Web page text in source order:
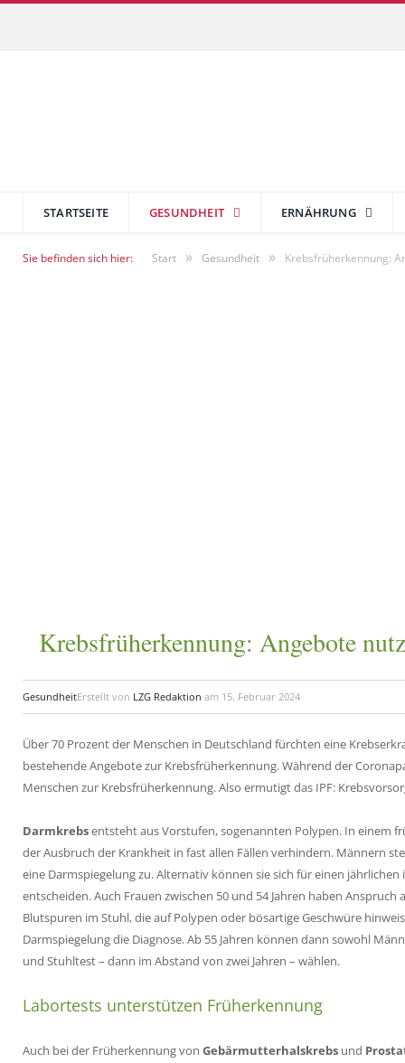
STARTSEITE GESUNDHEIT ERNÄHRUNG
Sie befinden sich hier: Start » Gesundheit » Krebsfrüherkennung:
Krebsfrüherkennung: Angebote
Erstellt von LZG Redaktion am 15. Februar 2024
Gesundheit
Über 70 Prozent der Menschen in Deutschland fürchten eine
bestehende Angebote zur Krebsfrüherkennung. Während der
Menschen zur Krebsfrüherkennung. Also ermutigt das IPF:
Darmkrebsentsteht aus Vorstufen, sogenannten Polypen. In einem
der Ausbruch der Krankheit in fast allen Fällen verhindern. Männern
eine Darmspiegelung zu. Alternativ können sie sich für einen
entscheiden. Auch Frauen zwischen 50 und 54 Jahren haben
Blutspuren im Stuhl, die auf Polypen oder bösartige Geschwüre
Darmspiegelung die Diagnose. Ab 55 Jahren können dann sowohl
und Stuhltest – dann im Abstand von zwei Jahren – wählen.
Labortests unterstützen Früherkennung
Auch bei der Früherkennung von Gebärmutterhalskrebs und